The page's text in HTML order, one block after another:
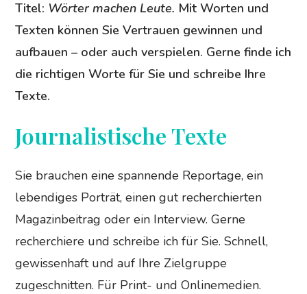
Titel: Wörter machen Leute. Mit Worten und
Texten können Sie Vertrauen gewinnen und
aufbauen – oder auch verspielen. Gerne finde ich
die richtigen Worte für Sie und schreibe Ihre
Texte.
Journalistische Texte
Sie brauchen eine spannende Reportage, ein
lebendiges Porträt, einen gut recherchierten
Magazinbeitrag oder ein Interview. Gerne
recherchiere und schreibe ich für Sie. Schnell,
gewissenhaft und auf Ihre Zielgruppe
zugeschnitten. Für Print- und Onlinemedien.